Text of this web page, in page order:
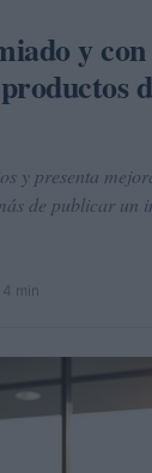
y con
y presenta
de publicar un
· 4 min